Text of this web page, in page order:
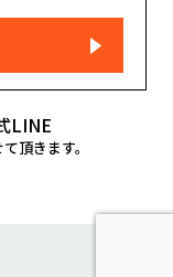
LINE
頂きます。